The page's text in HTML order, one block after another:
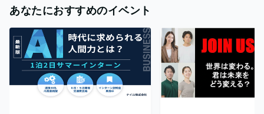
あなたにおすすめのイベント